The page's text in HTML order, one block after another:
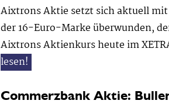
Aixtrons Aktie setzt sich aktuell mit
der 16-Euro-Marke überwunden,
Aixtrons Aktienkurs heute im
lesen!
Commerzbank Aktie: